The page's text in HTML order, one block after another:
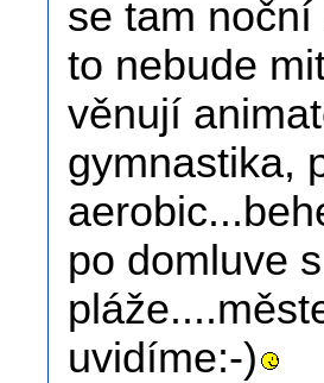
se tam
to nebude
věnují
gymnastika,
po domluve
uvidíme:-)